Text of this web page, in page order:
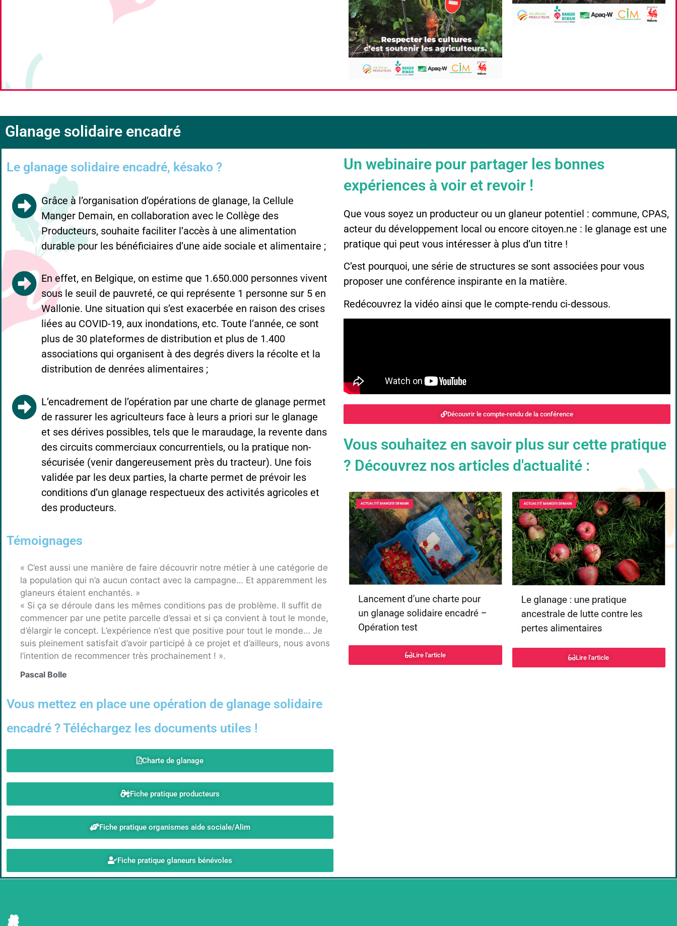
Glanage solidaire encadré
Le glanage solidaire encadré, késako ?
Grâce à l’organisation d’opérations de glanage, la Cellule
Manger Demain, en collaboration avec le Collège des
Producteurs, souhaite faciliter l’accès à une alimentation
durable pour les bénéficiaires d’une aide sociale et alimentaire ;
En effet, en Belgique, on estime que 1.650.000 personnes vivent
sous le seuil de pauvreté, ce qui représente 1 personne sur 5 en
Wallonie. Une situation qui s’est exacerbée en raison des crises
liées au COVID-19, aux inondations, etc. Toute l’année, ce sont
plus de 30 plateformes de distribution et plus de 1.400
associations qui organisent à des degrés divers la récolte et la
distribution de denrées alimentaires ;
L’encadrement de l’opération par une charte de glanage permet
de rassurer les agriculteurs face à leurs a priori sur le glanage
et ses dérives possibles, tels que le maraudage, la revente dans
des circuits commerciaux concurrentiels, ou la pratique non-
sécurisée (venir dangereusement près du tracteur). Une fois
validée par les deux parties, la charte permet de prévoir les
conditions d’un glanage respectueux des activités agricoles et
des producteurs.
Témoignages
« C’est aussi une manière de faire découvrir notre métier à une catégorie de
la population qui n’a aucun contact avec la campagne… Et apparemment les
glaneurs étaient enchantés. »
« Si ça se déroule dans les mêmes conditions pas de problème. Il suffit de
commencer par une petite parcelle d’essai et si ça convient à tout le monde,
d’élargir le concept. L’expérience n’est que positive pour tout le monde… Je
suis pleinement satisfait d’avoir participé à ce projet et d’ailleurs, nous avons
l’intention de recommencer très prochainement ! ».
Pascal Bolle
Vous mettez en place une opération de glanage solidaire
encadré ? Téléchargez les documents utiles !
Charte de glanage
Fiche pratique producteurs
Fiche pratique organismes aide sociale/Alim
Fiche pratique glaneurs bénévoles
Un webinaire pour partager les bonnes
expériences à voir et revoir !
Que vous soyez un producteur ou un glaneur potentiel : commune, CPAS,
acteur du développement local ou encore citoyen.ne : le glanage est une
pratique qui peut vous intéresser à plus d’un titre !
C’est pourquoi, une série de structures se sont associées pour vous
proposer une conférence inspirante en la matière.
Redécouvrez la vidéo ainsi que le compte-rendu ci-dessous.
Découvrir le compte-rendu de la conférence
Vous souhaitez en savoir plus sur cette pratique
? Découvrez nos articles d'actualité :
Lire l'article Lire l'article